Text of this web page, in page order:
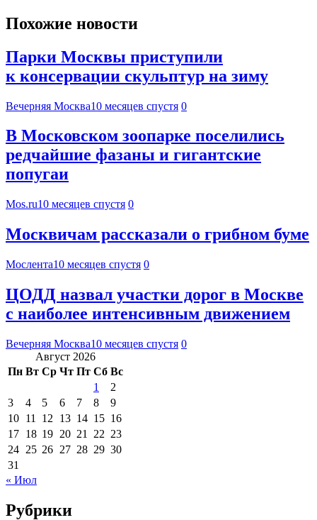
Похожие новости
Парки Москвы приступили
к консервации скульптур на зиму
Вечерняя Москва10 месяцев спустя 0
В Московском зоопарке поселились
редчайшие фазаны и гигантские
попугаи
Mos.ru10 месяцев спустя 0
Москвичам рассказали о грибном буме
Мослента10 месяцев спустя 0
ЦОДД назвал участки дорог в Москве
с наиболее интенсивным движением
Вечерняя Москва10 месяцев спустя 0
Август 2026
Пн Вт Ср Чт Пт Сб Вс
1
2
3
4 5 6 7 8
9
10 11 12 13 14 15 16
17 18 19 20 21 22 23
24 25 26 27 28 29 30
31
« Июл
Рубрики